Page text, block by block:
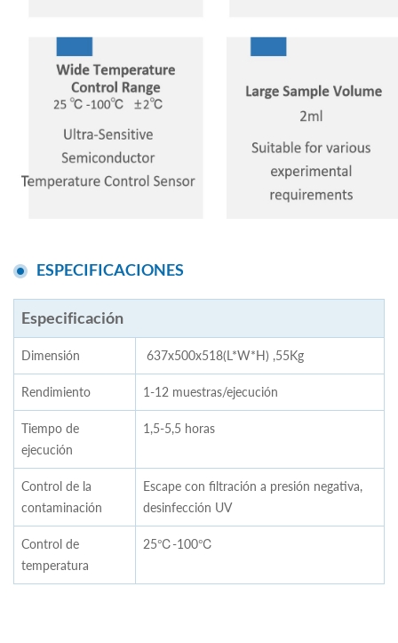
ESPECIFICACIONES
Especificación
Dimensión 637x500x518(L*W*H) ,55Kg
Rendimiento 1-12 muestras/ejecución
Tiempo de
ejecución
1,5-5,5 horas
Control de la
contaminación
Escape con filtración a presión negativa,
desinfección UV
Control de
temperatura
25℃-100℃